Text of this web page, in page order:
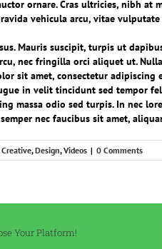
ornare. Cras ultricies, nibh at
vehicula arcu, vitae
Mauris suscipit, turpis ut
nec fringilla orci aliquet ut.
sit amet, consectetur
in velit tincidunt sed tempor
massa odio sed turpis. In nec
nec faucibus sit amet,
Creative,Design,Videos | 0 Comments
Your Platform!